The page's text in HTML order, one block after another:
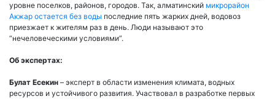
уровне поселков, районов, городов. Так, алматинский микрорайон
Акжар остается без воды последние пять жарких дней, водовоз
приезжает к жителям раз в день. Люди называют это
“нечеловеческими условиями”.
Об экспертах:
Булат Есекин – эксперт в области изменения климата, водных
ресурсов и устойчивого развития. Участвовал в разработке первых